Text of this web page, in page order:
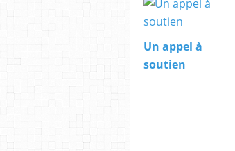
Un appel à
soutien